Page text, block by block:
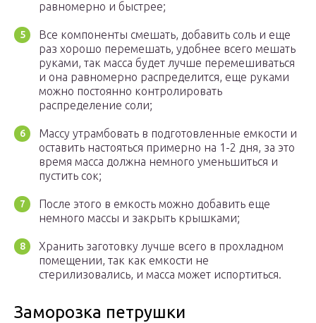
равномерно и быстрее;
Все компоненты смешать, добавить соль и еще
раз хорошо перемешать, удобнее всего мешать
руками, так масса будет лучше перемешиваться
и она равномерно распределится, еще руками
можно постоянно контролировать
распределение соли;
Массу утрамбовать в подготовленные емкости и
оставить настояться примерно на 1-2 дня, за это
время масса должна немного уменьшиться и
пустить сок;
После этого в емкость можно добавить еще
немного массы и закрыть крышками;
Хранить заготовку лучше всего в прохладном
помещении, так как емкости не
стерилизовались, и масса может испортиться.
Заморозка петрушки